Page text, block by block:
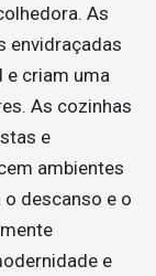
As
envidraçadas
e criam uma
As cozinhas
e
ambientes
descanso e o
e